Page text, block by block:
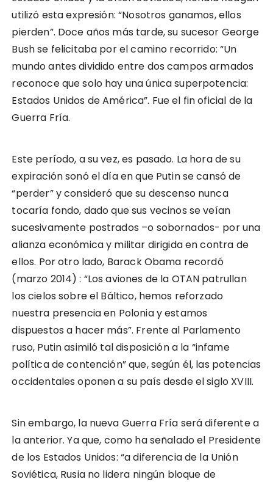
utilizó esta expresión: “Nosotros ganamos, ellos
pierden”. Doce años más tarde, su sucesor George
Bush se felicitaba por el camino recorrido: “Un
mundo antes dividido entre dos campos armados
reconoce que solo hay una única superpotencia:
Estados Unidos de América”. Fue el fin oficial de la
Guerra Fría.
Este período, a su vez, es pasado. La hora de su
expiración sonó el día en que Putin se cansó de
“perder” y consideró que su descenso nunca
tocaría fondo, dado que sus vecinos se veían
sucesivamente postrados –o sobornados- por una
alianza económica y militar dirigida en contra de
ellos. Por otro lado, Barack Obama recordó
(marzo 2014) : “Los aviones de la OTAN patrullan
los cielos sobre el Báltico, hemos reforzado
nuestra presencia en Polonia y estamos
dispuestos a hacer más”. Frente al Parlamento
ruso, Putin asimiló tal disposición a la “infame
política de contención” que, según él, las potencias
occidentales oponen a su país desde el siglo XVIII.
Sin embargo, la nueva Guerra Fría será diferente a
la anterior. Ya que, como ha señalado el Presidente
de los Estados Unidos: “a diferencia de la Unión
Soviética, Rusia no lidera ningún bloque de